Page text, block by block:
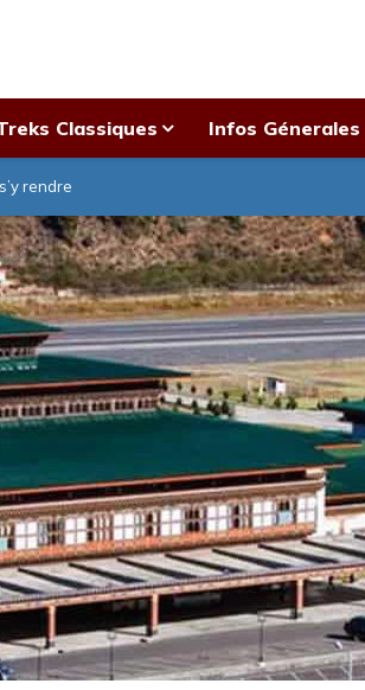
Classiques Infos Génerales
rendre